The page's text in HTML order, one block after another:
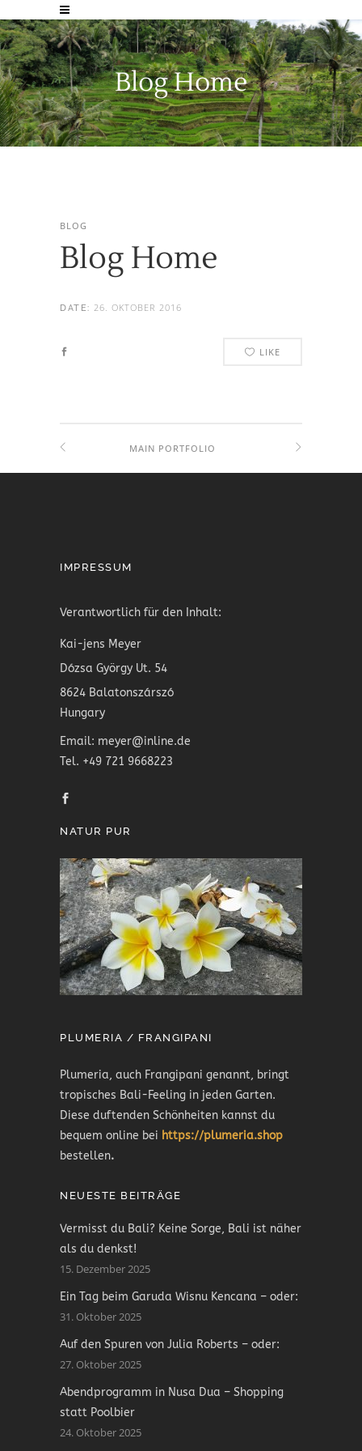
Blog Home
BLOG
Blog Home
DATE: 26. OKTOBER 2016
LIKE
MAIN PORTFOLIO
IMPRESSUM
Verantwortlich für den Inhalt:
Kai-jens Meyer
Dózsa György Ut. 54
8624 Balatonszárszó
Hungary
Email: meyer@inline.de
Tel. +49 721 9668223
NATUR PUR
PLUMERIA / FRANGIPANI
Plumeria, auch Frangipani genannt, bringt
tropisches Bali-Feeling in jeden Garten.
Diese duftenden Schönheiten kannst du
bequem online bei https://plumeria.shop
bestellen.
NEUESTE BEITRÄGE
Vermisst du Bali? Keine Sorge, Bali ist näher
als du denkst!
15. Dezember 2025
Ein Tag beim Garuda Wisnu Kencana – oder:
31. Oktober 2025
Auf den Spuren von Julia Roberts – oder:
27. Oktober 2025
Abendprogramm in Nusa Dua – Shopping
statt Poolbier
24. Oktober 2025